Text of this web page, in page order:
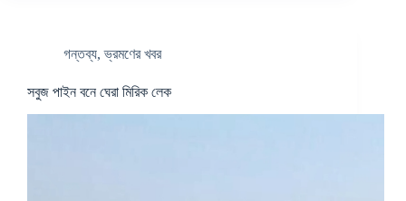
গন্তব্য,ভ্রমণের খবর
সবুজ পাইন বনে ঘেরা মিরিক লেক